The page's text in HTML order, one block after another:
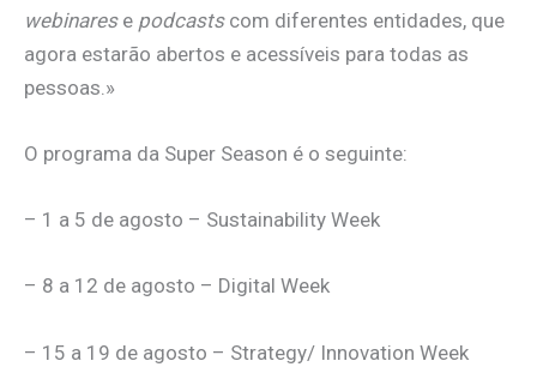
webinares e podcastscom diferentes entidades, que
agora estarão abertos e acessíveis para todas as
pessoas.»
O programa da Super Season é o seguinte:
– 1 a 5 de agosto – Sustainability Week
– 8 a 12 de agosto – Digital Week
– 15 a 19 de agosto – Strategy/ Innovation Week